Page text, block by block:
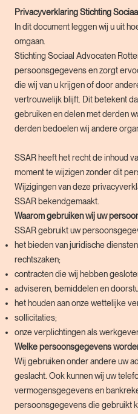
Privacyverklaring Stichting
In dit document leggen wij u uit
omgaan.
Stichting Sociaal Advocaten
persoonsgegevens en zorgt
die wij van u krijgen of door
vertrouwelijk blijft. Dit betekent
gebruiken en delen met derden
derden bedoelen wij andere
SSAR heeft het recht de inhoud
moment te wijzigen zonder dit
Wijzigingen van deze
SSAR bekendgemaakt.
Waarom gebruiken wij uw
SSAR gebruikt uw
het bieden van juridische
rechtszaken;
contracten die wij hebben
adviseren, bemiddelen en
het houden aan onze wettelijke
sollicitaties;
onze verplichtingen als
Welke persoonsgegevens
Wij gebruiken onder andere uw
geslacht. Ook kunnen wij uw
vermogensgegevens en
persoonsgegevens die gebruikt